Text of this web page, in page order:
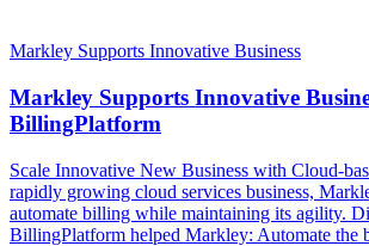
Markley Supports Innovative Business
Markley Supports Innovative
BillingPlatform
Scale Innovative New Business with Cloud-
rapidly growing cloud services business,
automate billing while maintaining its agility.
BillingPlatform helped Markley: Automate the